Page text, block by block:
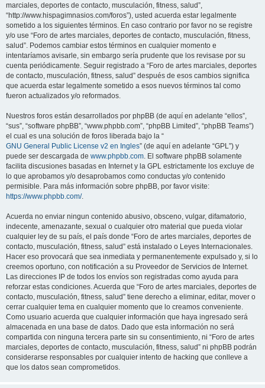
marciales, deportes de contacto, musculación, fitness, salud”,
“http://www.hispagimnasios.com/foros”), usted acuerda estar legalmente
sometido a los siguientes términos. En caso contrario por favor no se registre
y/o use “Foro de artes marciales, deportes de contacto, musculación, fitness,
salud”. Podemos cambiar estos términos en cualquier momento e
intentaríamos avisarle, sin embargo sería prudente que los revisase por su
cuenta periódicamente. Seguir registrado a “Foro de artes marciales, deportes
de contacto, musculación, fitness, salud” después de esos cambios significa
que acuerda estar legalmente sometido a esos nuevos términos tal como
fueron actualizados y/o reformados.
Nuestros foros están desarrollados por phpBB (de aquí en adelante “ellos”,
“sus”, “software phpBB”, “www.phpbb.com”, “phpBB Limited”, “phpBB Teams”)
el cual es una solución de foros liberada bajo la “
GNU General Public License v2 en Ingles” (de aquí en adelante “GPL”) y
puede ser descargada de www.phpbb.com. El software phpBB solamente
facilita discusiones basadas en Internet y la GPL estrictamente los excluye de
lo que aprobamos y/o desaprobamos como conductas y/o contenido
permisible. Para más información sobre phpBB, por favor visite:
https://www.phpbb.com/.
Acuerda no enviar ningun contenido abusivo, obsceno, vulgar, difamatorio,
indecente, amenazante, sexual o cualquier otro material que pueda violar
cualquier ley de su país, el país donde “Foro de artes marciales, deportes de
contacto, musculación, fitness, salud” está instalado o Leyes Internacionales.
Hacer eso provocará que sea inmediata y permanentemente expulsado y, si lo
creemos oportuno, con notificación a su Proveedor de Servicios de Internet.
Las direcciones IP de todos los envíos son registradas como ayuda para
reforzar estas condiciones. Acuerda que “Foro de artes marciales, deportes de
contacto, musculación, fitness, salud” tiene derecho a eliminar, editar, mover o
cerrar cualquier tema en cualquier momento que lo creamos conveniente.
Como usuario acuerda que cualquier información que haya ingresado será
almacenada en una base de datos. Dado que esta información no será
compartida con ninguna tercera parte sin su consentimiento, ni “Foro de artes
marciales, deportes de contacto, musculación, fitness, salud” ni phpBB podrán
considerarse responsables por cualquier intento de hacking que conlleve a
que los datos sean comprometidos.